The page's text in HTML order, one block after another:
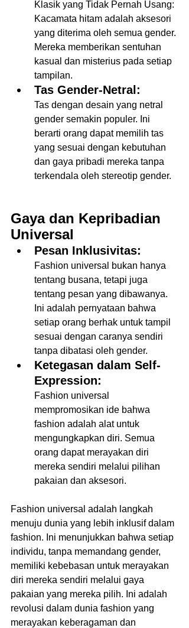
Klasik yang Tidak Pernah Usang:
Kacamata hitam adalah aksesori
yang diterima oleh semua gender.
Mereka memberikan sentuhan
kasual dan misterius pada setiap
tampilan.
Tas Gender-Netral:
Tas dengan desain yang netral
gender semakin populer. Ini
berarti orang dapat memilih tas
yang sesuai dengan kebutuhan
dan gaya pribadi mereka tanpa
terkendala oleh stereotip gender.
Gaya dan Kepribadian
Universal
Pesan Inklusivitas:
Fashion universal bukan hanya
tentang busana, tetapi juga
tentang pesan yang dibawanya.
Ini adalah pernyataan bahwa
setiap orang berhak untuk tampil
sesuai dengan caranya sendiri
tanpa dibatasi oleh gender.
Ketegasan dalam Self-
Expression:
Fashion universal
mempromosikan ide bahwa
fashion adalah alat untuk
mengungkapkan diri. Semua
orang dapat merayakan diri
mereka sendiri melalui pilihan
pakaian dan aksesori.
Fashion universal adalah langkah
menuju dunia yang lebih inklusif dalam
fashion. Ini menunjukkan bahwa setiap
individu, tanpa memandang gender,
memiliki kebebasan untuk merayakan
diri mereka sendiri melalui gaya
pakaian yang mereka pilih. Ini adalah
revolusi dalam dunia fashion yang
merayakan keberagaman dan